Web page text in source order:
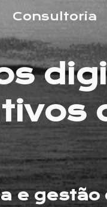
Consultoria
e gestão